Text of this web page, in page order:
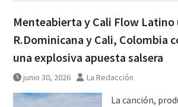
Menteabierta y Cali Flow Latino
R.Dominicana y Cali, Colombia
una explosiva apuesta salsera
junio 30, 2026 La Redacción
La canción,